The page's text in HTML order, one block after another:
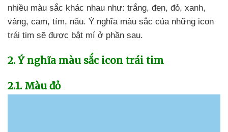
nhiều màu sắc khác nhau như: trắng, đen, đỏ, xanh,
vàng, cam, tím, nâu. Ý nghĩa màu sắc của những icon
trái tim sẽ được bật mí ở phần sau.
2. Ý nghĩa màu sắc icon trái tim
2.1. Màu đỏ